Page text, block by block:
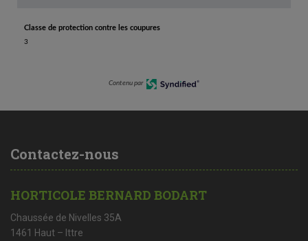
Classe de protection contre les coupures
3
Contenu par
Contactez-nous
HORTICOLE BERNARD BODART
Chaussée de Nivelles 35A
1461 Haut – Ittre